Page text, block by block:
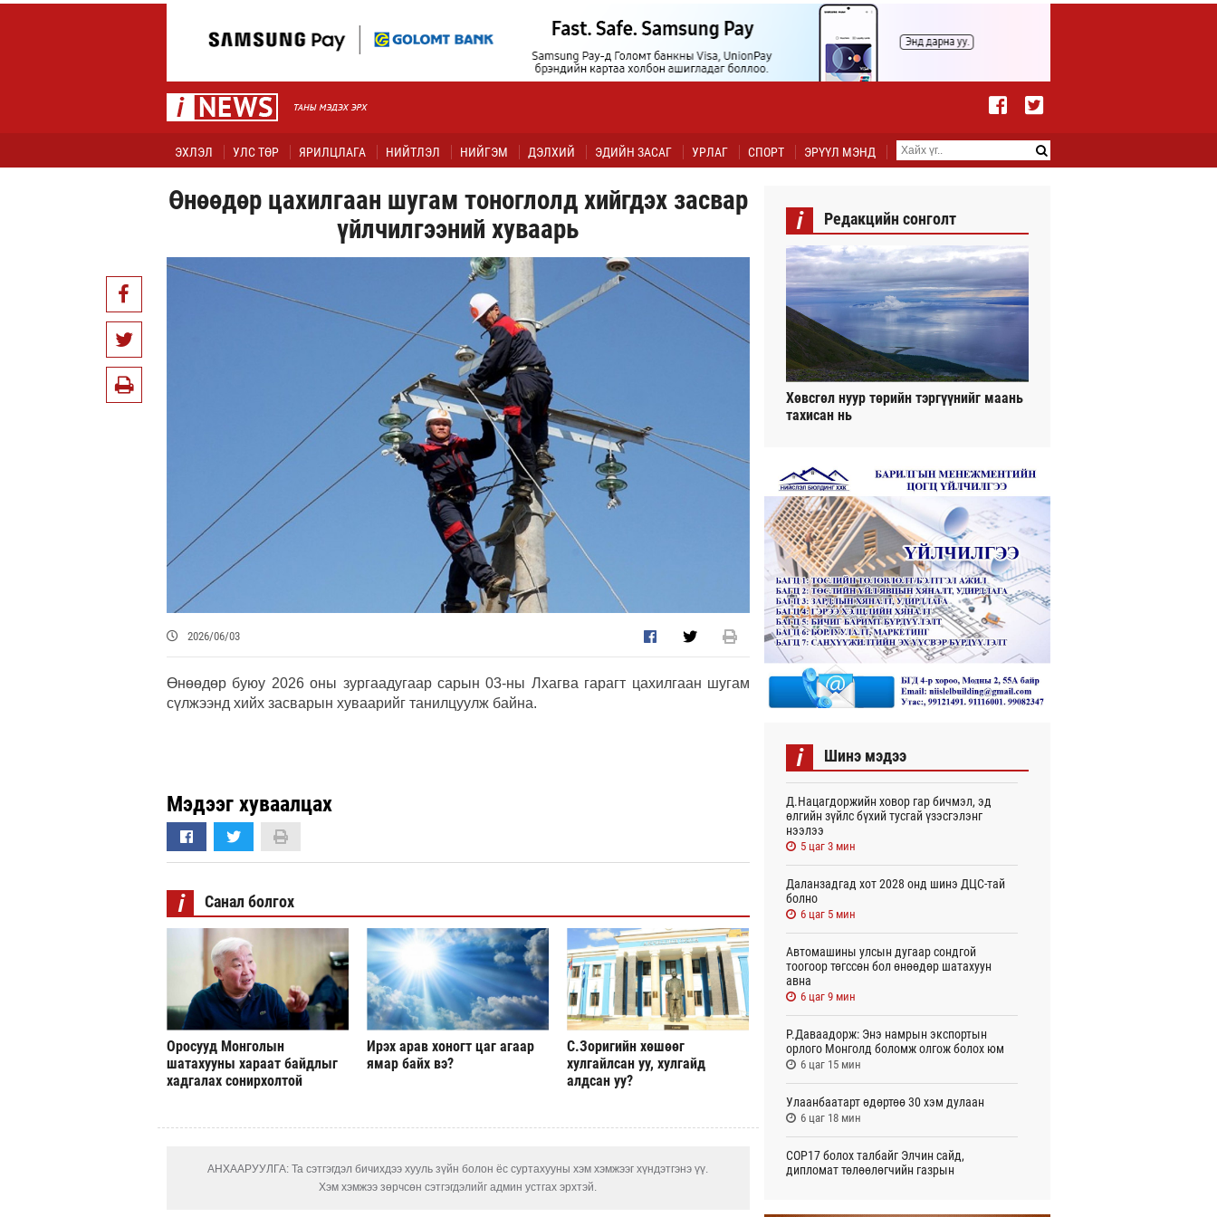
ЭХЛЭЛ УЛС ТӨР ЯРИЛЦЛАГА НИЙТЛЭЛ НИЙГЭМ ДЭЛХИЙ ЭДИЙН ЗАСАГ УРЛАГ СПОРТ ЭРҮҮЛ МЭНД
Өнөөдөр цахилгаан шугам тоноглолд хийгдэх засвар
үйлчилгээний хуваарь
2026/06/03
Өнөөдөр буюу 2026 оны зургаадугаар сарын 03-ны Лхагва гарагт цахилгаан шугам
сүлжээнд хийх засварын хуваарийг танилцуулж байна.
Мэдээг хуваалцах
i Санал болгох
Оросууд Монголын
шатахууны хараат байдлыг
хадгалах сонирхолтой
Ирэх арав хоногт цаг агаар
ямар байх вэ?
С.Зоригийн хөшөөг
хулгайлсан уу, хулгайд
алдсан уу?
АНХААРУУЛГА: Та сэтгэгдэл бичихдээ хууль зүйн болон ёс суртахууны хэм хэмжээг хүндэтгэнэ үү.
Хэм хэмжээ зөрчсөн сэтгэгдэлийг админ устгах эрхтэй.
i Редакцийн сонголт
Хөвсгөл нуур төрийн тэргүүнийг маань
тахисан нь
i Шинэ мэдээ
Д.Нацагдоржийн ховор гар бичмэл, эд
өлгийн зүйлс бүхий тусгай үзэсгэлэнг
нээлээ
5 цаг 3 мин
Даланзадгад хот 2028 онд шинэ ДЦС-тай
болно
6 цаг 5 мин
Автомашины улсын дугаар сондгой
тоогоор төгссөн бол өнөөдөр шатахуун
авна
6 цаг 9 мин
Р.Даваадорж: Энэ намрын экспортын
орлого Монголд боломж олгож болох юм
6 цаг 15 мин
Улаанбаатарт өдөртөө 30 хэм дулаан
6 цаг 18 мин
СОР17 болох талбайг Элчин сайд,
дипломат төлөөлөгчийн газрын